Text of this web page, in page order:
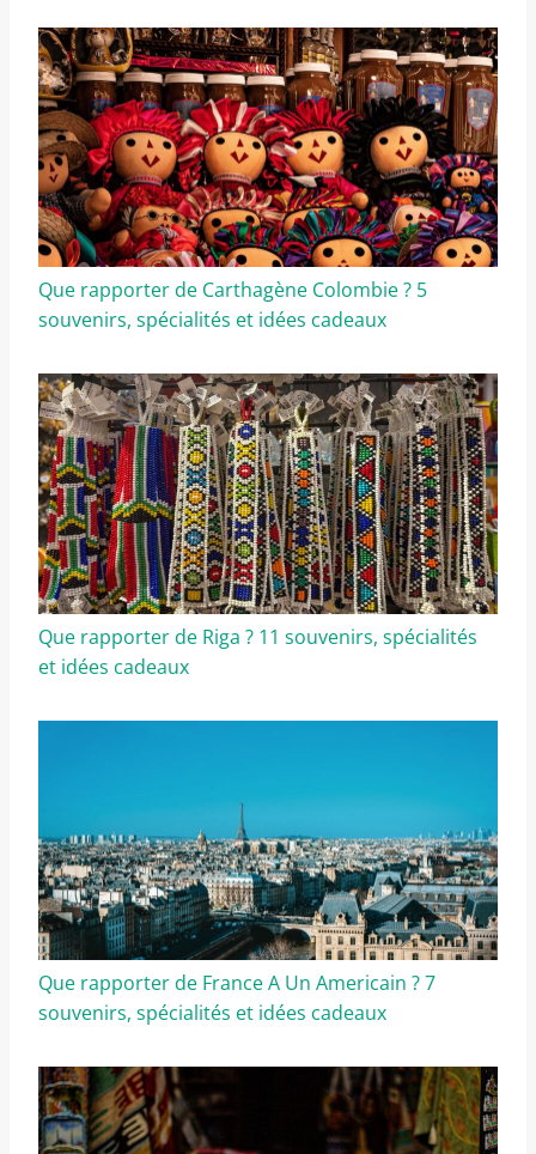
Que rapporter de Carthagène Colombie ? 5
souvenirs, spécialités et idées cadeaux
Que rapporter de Riga ? 11 souvenirs, spécialités
et idées cadeaux
Que rapporter de France A Un Americain ? 7
souvenirs, spécialités et idées cadeaux